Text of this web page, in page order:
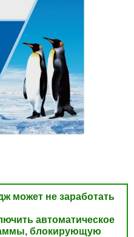
может не заработать
автоматическое
блокирующую